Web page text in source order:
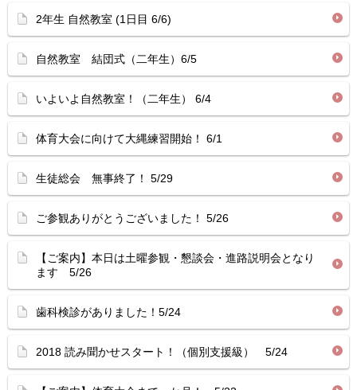
2年生 自然教室 (1日目 6/6)
自然教室 結団式（二年生）6/5
いよいよ自然教室！（二年生） 6/4
体育大会に向けて大縄練習開始！ 6/1
生徒総会 無事終了！ 5/29
ご参観ありがとうございました！ 5/26
【ご案内】本日は土曜参観・懇談会・進路説明会となり
ます 5/26
歯科検診がありました！5/24
2018 読み聞かせスタート！（個別支援級） 5/24